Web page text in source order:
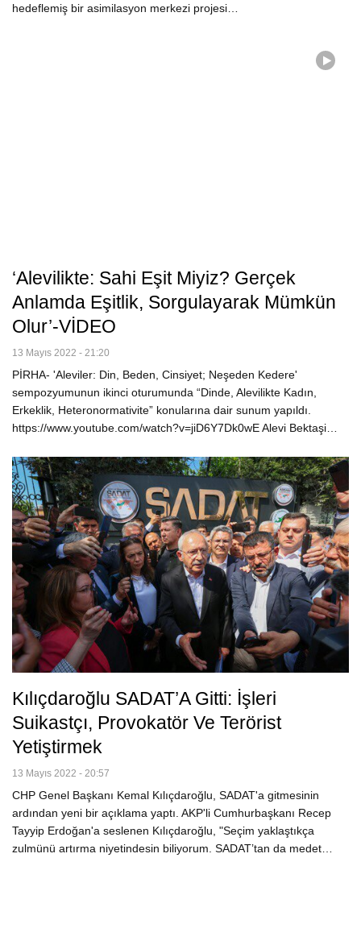
hedeflemiş bir asimilasyon merkezi projesi…
‘Alevilikte: Sahi Eşit Miyiz? Gerçek
Anlamda Eşitlik, Sorgulayarak Mümkün
Olur’-VİDEO
13 Mayıs 2022 - 21:20
PİRHA- 'Aleviler: Din, Beden, Cinsiyet; Neşeden Kedere'
sempozyumunun ikinci oturumunda “Dinde, Alevilikte Kadın,
Erkeklik, Heteronormativite” konularına dair sunum yapıldı.
https://www.youtube.com/watch?v=jiD6Y7Dk0wE Alevi Bektaşi…
Kılıçdaroğlu SADAT’A Gitti: İşleri
Suikastçı, Provokatör Ve Terörist
Yetiştirmek
13 Mayıs 2022 - 20:57
CHP Genel Başkanı Kemal Kılıçdaroğlu, SADAT'a gitmesinin
ardından yeni bir açıklama yaptı. AKP'li Cumhurbaşkanı Recep
Tayyip Erdoğan'a seslenen Kılıçdaroğlu, "Seçim yaklaştıkça
zulmünü artırma niyetindesin biliyorum. SADAT’tan da medet…